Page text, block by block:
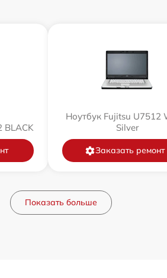
BLACK
Ноутбук Fujitsu U7512
Silver
Заказать ремонт
Показать больше